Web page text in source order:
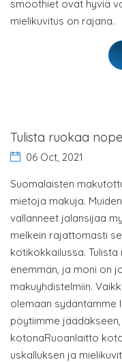
smoothiet ovat hyviä
mielikuvitus on rajana.
Tulista ruokaa
06 Oct, 2021
Suomalaisten
mietoja makuja.
vallanneet jalansijaa
melkein rajattomasti
kotikokkailussa.
enemmän, ja moni on
makuyhdistelmiin.
olemaan sydäntämme
pöytiimme
kotonaRuoanlaitto
uskalluksen ja